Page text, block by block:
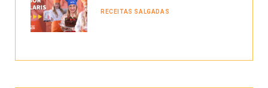
RECEITAS SALGADAS